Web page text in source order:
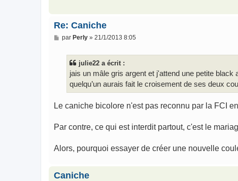
Re: Caniche
M
par Perly» 21/1/2013 8:05
julie22 a écrit :
jais un mâle gris argent et j'attend une petite
quelqu’un aurais fait le croisement de ses deux
Le caniche bicolore n'est pas reconnu par la FCI
Par contre, ce qui est interdit partout, c'est le
Alors, pourquoi essayer de créer une nouvelle
Caniche